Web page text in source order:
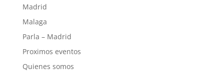
Madrid
Malaga
Parla – Madrid
Proximos eventos
Quienes somos